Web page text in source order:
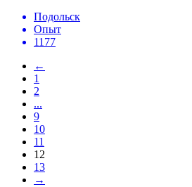
Подольск
Опыт
1177
←
1
2
...
9
10
11
12
13
→